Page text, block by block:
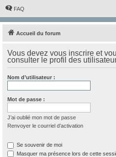
FAQ
Accueil du forum
Vous devez vous inscrire et
consulter le profil des
Nom d’utilisateur :
Mot de passe :
J’ai oublié mon mot de passe
Renvoyer le courriel d’activation
Se souvenir de moi
Masquer ma présence lors de cette